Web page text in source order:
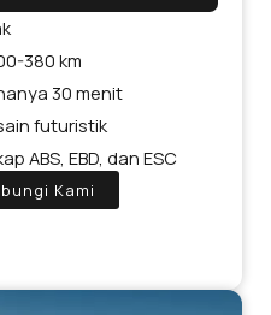
380 km
30 menit
futuristik
ABS, EBD, dan ESC
Kami